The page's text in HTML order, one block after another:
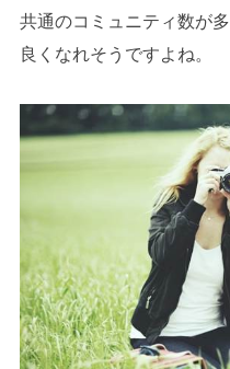
共通のコミュニティ数が
良くなれそうですよね。